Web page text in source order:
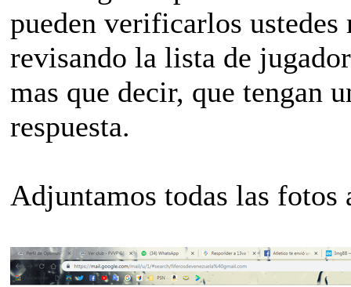
pueden verificarlos
revisando la lista de
mas que decir, que tengan
respuesta.
Adjuntamos todas las fotos